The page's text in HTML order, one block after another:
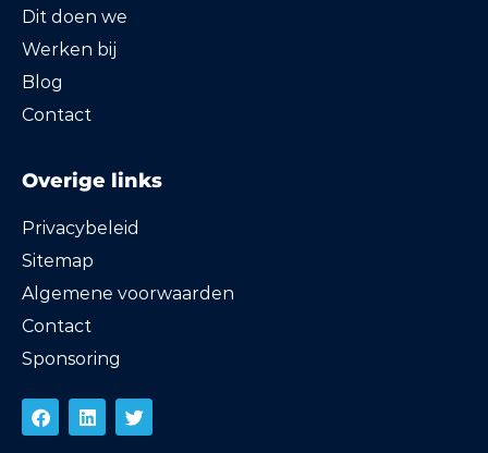
Dit doen we
Werken bij
Blog
Contact
Overige links
Privacybeleid
Sitemap
Algemene voorwaarden
Contact
Sponsoring